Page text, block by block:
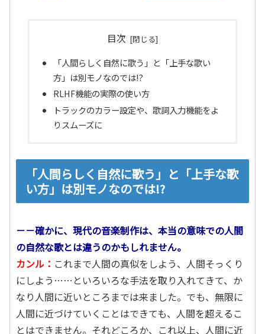
目次
「人間らしく自然に歌う」と「上手な歌い
方」は別モノなのでは!?
RLHF機能の実際の使い方
トラックのカラー設定や、歌詞入力機能をよ
りスムーズに
「人間らしく自然に歌う」と「上手な歌
い方」は別モノなのでは!?
－－確かに、現代の音楽制作は、本当の意味での人間
の自然な歌とは違うのかもしれません。
カンル： これまで人間の真似をしよう、人間そっくり
にしよう……といろいろな手法を取り入れてきて、か
なり人間に近いところまでは来ました。でも、無限に
人間に近づけていくことはできても、人間を超えるこ
とはできません。それどころか、これ以上、人間に近